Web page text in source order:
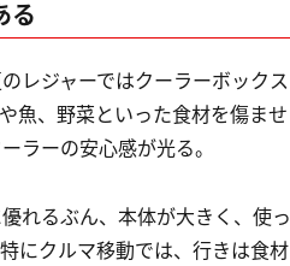
る
レジャーではクーラーボックス
魚、野菜といった食材を傷ませ
ーの安心感が光る。
れるぶん、本体が大きく、使っ
にクルマ移動では、行きは食材